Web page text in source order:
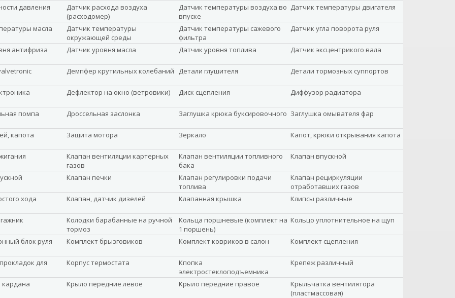
давления
Датчик расхода воздуха
(расходомер)
Датчик температуры воздуха во
впуске
Датчик температуры двигателя
масла
Датчик температуры
окружающей среды
Датчик температуры сажевого
фильтра
Датчик угла поворота руля
антифриза Датчик уровня масла Датчик уровня топлива Датчик эксцентрикого вала
Демпфер крутильных колебаний Детали глушителя Детали тормозных суппортов
Дефлектор на окно (ветровики) Диск сцепления Диффузор радиатора
помпа Дроссельная заслонка Заглушка крюка буксировочного Заглушка омывателя фар
капота Защита мотора Зеркало Капот, крюки открывания капота
Клапан вентиляции картерных
газов
Клапан вентиляции топливного
бака
Клапан впускной
Клапан печки
Клапан регулировки подачи
топлива
Клапан рециркуляции
отработавших газов
хода
Клапан, датчик дизелей Клапанная крышка Клипсы различные
Колодки барабанные на ручной
тормоз
Кольца поршневые (комплект на
1 поршень)
Кольцо уплотнительное на щуп
блок руля Комплект брызговиков Комплект ковриков в салон Комплект сцепления
для
Корпус термостата
Кпопка
электростеклоподъемника
Крепеж различный
кардана Крыло передние левое Крыло передние правое
Крыльчатка вентилятора
(пластмассовая)